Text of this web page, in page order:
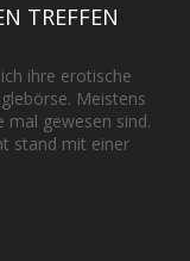
TREFFEN
ihre erotische
Meistens
mal gewesen sind.
stand mit einer